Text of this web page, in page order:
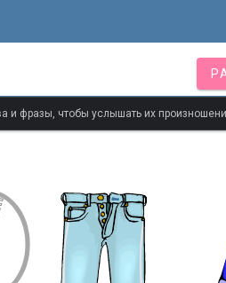
и фразы, чтобы услышать их